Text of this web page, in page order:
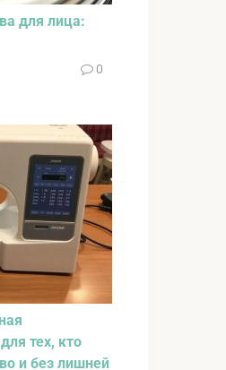
для лица:
0
тех, кто
и без лишней